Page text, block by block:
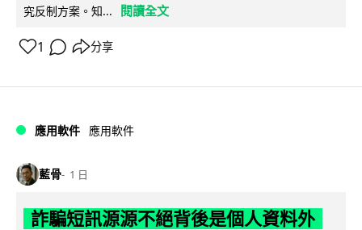
究反制方案。知...
閱讀全文
1 分享
應用軟件 應用軟件
藍骨 1 日
詐騙短訊源源不絕背後是個人資料外